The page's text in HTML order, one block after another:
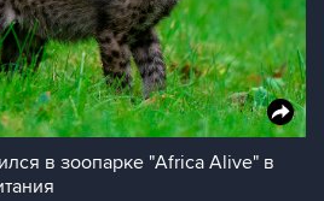
в зоопарке "Africa Alive" в